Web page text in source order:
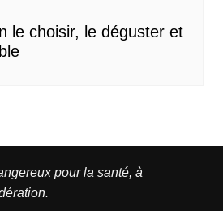
le choisir, le déguster et
pour la santé, à